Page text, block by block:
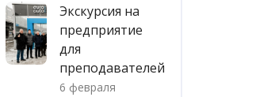
Экскурсия на
предприятие
для
преподавателей
6 февраля